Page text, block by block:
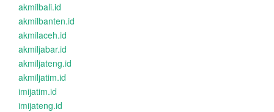
akmilbali.id
akmilbanten.id
akmilaceh.id
akmiljabar.id
akmiljateng.id
akmiljatim.id
imijatim.id
imijateng.id